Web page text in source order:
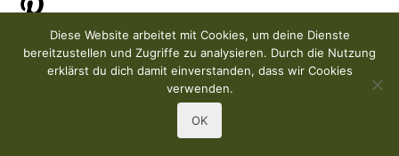
Diese Website arbeitet mit Cookies, um deine Dienste
bereitzustellen und Zugriffe zu analysieren. Durch die Nutzung
erklärst du dich damit einverstanden, dass wir Cookies
verwenden.
OK